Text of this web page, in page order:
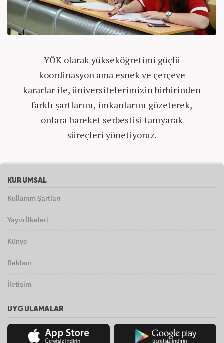
YÖK olarak yükseköğretimi güçlü
koordinasyon ama esnek ve çerçeve
kararlar ile, üniversitelerimizin birbirinden
farklı şartlarını, imkanlarını gözeterek,
onlara hareket serbestisi tanıyarak
süreçleri yönetiyoruz.
KURUMSAL
Kullanım Şartları
Yayın İlkeleri
Künye
Reklam
İletişim
UYGULAMALAR